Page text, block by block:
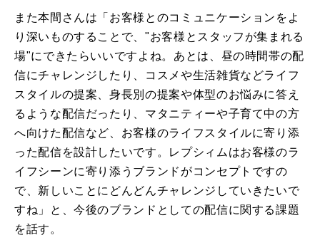
また本間さんは「お客様とのコミュニケーションをよ
り深いものすることで、"お客様とスタッフが集まれる
場"にできたらいいですよね。あとは、昼の時間帯の配
信にチャレンジしたり、コスメや生活雑貨などライフ
スタイルの提案、身長別の提案や体型のお悩みに答え
るような配信だったり、マタニティーや子育て中の方
へ向けた配信など、お客様のライフスタイルに寄り添
った配信を設計したいです。レプシィムはお客様のラ
イフシーンに寄り添うブランドがコンセプトですの
で、新しいことにどんどんチャレンジしていきたいで
すね」と、今後のブランドとしての配信に関する課題
を話す。